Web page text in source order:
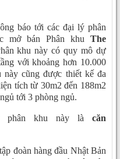
báo tới các đại lý phân
mở bán Phân khu The
khu này có quy mô dự
với khoảng hơn 10.000
cũng được thiết kế đa
tích từ 30m2 đến 188m2
tới 3 phòng ngủ.
phân khu này là căn
đoàn hàng đầu Nhật Bản